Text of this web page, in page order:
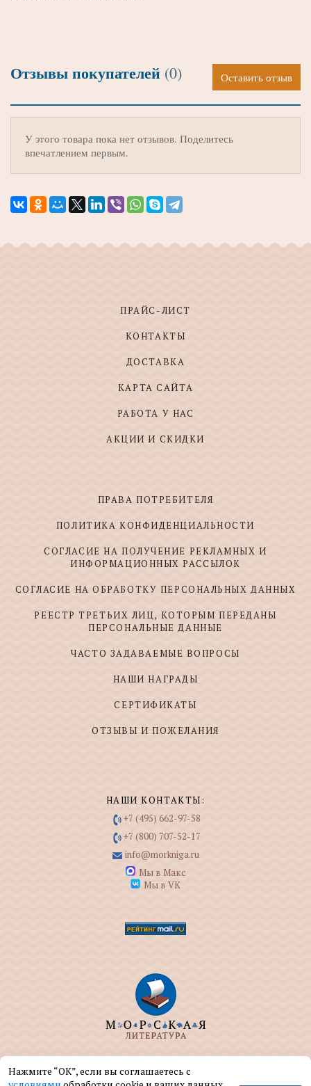
Отзывы покупателей (0) Оставить отзыв
У этого товара пока нет отзывов. Поделитесь
впечатлением первым.
ПРАЙС-ЛИСТ
КОНТАКТЫ
ДОСТАВКА
КАРТА САЙТА
РАБОТА У НАС
АКЦИИ И СКИДКИ
ПРАВА ПОТРЕБИТЕЛЯ
ПОЛИТИКА КОНФИДЕНЦИАЛЬНОСТИ
СОГЛАСИЕ НА ПОЛУЧЕНИЕ РЕКЛАМНЫХ И
ИНФОРМАЦИОННЫХ РАССЫЛОК
СОГЛАСИЕ НА ОБРАБОТКУ ПЕРСОНАЛЬНЫХ ДАННЫХ
РЕЕСТР ТРЕТЬИХ ЛИЦ, КОТОРЫМ ПЕРЕДАНЫ
ПЕРСОНАЛЬНЫЕ ДАННЫЕ
ЧАСТО ЗАДАВАЕМЫЕ ВОПРОСЫ
НАШИ НАГРАДЫ
СЕРТИФИКАТЫ
ОТЗЫВЫ И ПОЖЕЛАНИЯ
НАШИ КОНТАКТЫ:
+7 (495) 662-97-58
+7 (800) 707-52-17
info@morkniga.ru
Мы в Макс
Мы в VK
ООО "МОРКНИГА" занимается изданием и
реализацией книг на морскую тематику.
Нажмите “ОК”, если вы соглашаетесь с